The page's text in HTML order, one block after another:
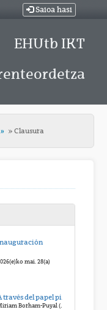
Saioa hasi
EHUtb IKT
Clausura
mai. 28(a)
Miriam Borham-Puyal (USAL)